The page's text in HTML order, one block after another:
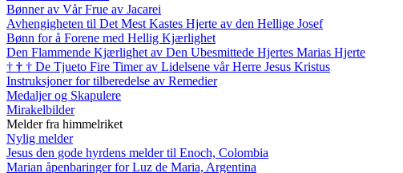
Bønner av Vår Frue av Jacarei
Avhengigheten til Det Mest Kastes Hjerte av den Hellige Josef
Bønn for å Forene med Hellig Kjærlighet
Den Flammende Kjærlighet av Den Ubesmittede Hjertes Marias Hjerte
† † † De Tjueto Fire Timer av Lidelsene vår Herre Jesus Kristus
Instruksjoner for tilberedelse av Remedier
Medaljer og Skapulere
Mirakelbilder
Melder fra himmelriket
Nylig melder
Jesus den gode hyrdens melder til Enoch, Colombia
Marian åpenbaringer for Luz de Maria, Argentina